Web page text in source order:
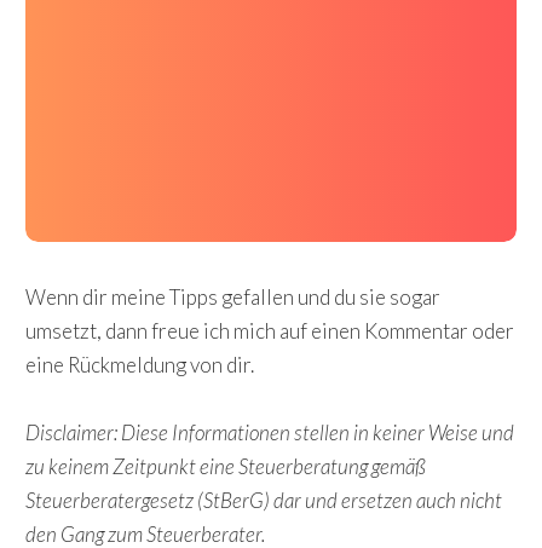
Wenn dir meine Tipps gefallen und du sie sogar
umsetzt, dann freue ich mich auf einen Kommentar oder
eine Rückmeldung von dir.
Disclaimer:Diese Informationen stellen in keiner Weise und
zu keinem Zeitpunkt eine Steuerberatung gemäß
Steuerberatergesetz (StBerG) dar und ersetzen auch nicht
den Gang zum Steuerberater.